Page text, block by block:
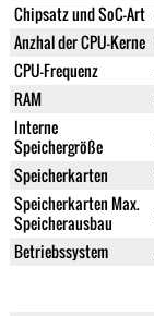
Chipsatz und SoC-Art
Anzhal der CPU-Kerne
CPU-Frequenz
RAM
Interne
Speichergröße
Speicherkarten
Speicherkarten Max.
Speicherausbau
Betriebssystem